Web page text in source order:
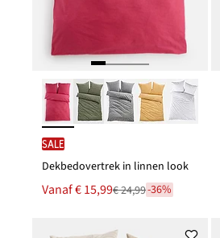
SALE
Dekbedovertrek in linnen look
VanafNu
voor
€ 15,99
Van € 24,99-36%